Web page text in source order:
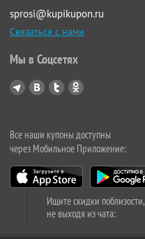
sprosi@kupikupon.ru
Связаться с нами
Мы в Соцсетях
Все наши купоны доступны
через Мобильное Приложение:
Ищите скидки поблизости,
не выходя из чата: